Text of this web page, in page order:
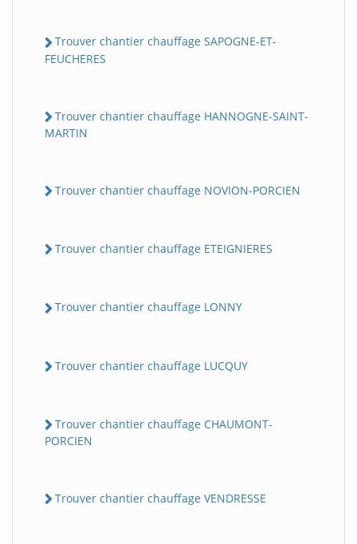
Trouver chantier chauffage SAPOGNE-ET-
FEUCHERES
Trouver chantier chauffage HANNOGNE-SAINT-
MARTIN
Trouver chantier chauffage NOVION-PORCIEN
Trouver chantier chauffage ETEIGNIERES
Trouver chantier chauffage LONNY
Trouver chantier chauffage LUCQUY
Trouver chantier chauffage CHAUMONT-
PORCIEN
Trouver chantier chauffage VENDRESSE